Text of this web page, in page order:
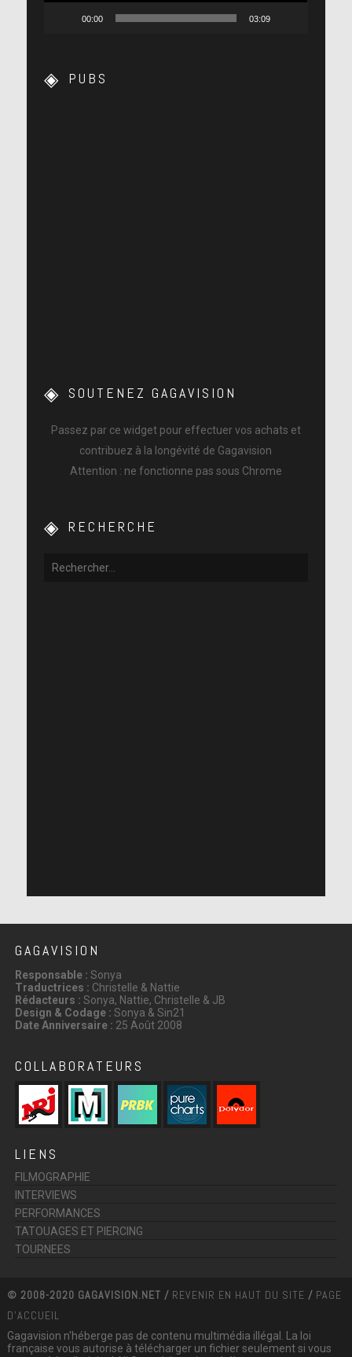
00:00 03:09
PUBS
SOUTENEZ GAGAVISION
Passez par ce widget pour effectuer vos achats et
contribuez à la longévité de Gagavision
Attention : ne fonctionne pas sous Chrome
RECHERCHE
GAGAVISION
Responsable : Sonya
Traductrices : Christelle & Nattie
Rédacteurs : Sonya, Nattie, Christelle & JB
Design & Codage : Sonya & Sin21
Date Anniversaire : 25 Août 2008
COLLABORATEURS
LIENS
FILMOGRAPHIE
INTERVIEWS
PERFORMANCES
TATOUAGES ET PIERCING
TOURNEES
© 2008-2020 GAGAVISION.NET / REVENIR EN HAUT DU SITE / PAGE
D'ACCUEIL
Gagavision n'héberge pas de contenu multimédia illégal. La loi
française vous autorise à télécharger un fichier seulement si vous